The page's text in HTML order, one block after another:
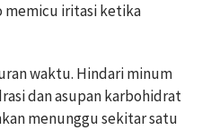
memicu iritasi ketika
waktu. Hindari minum
dan asupan karbohidrat
menunggu sekitar satu